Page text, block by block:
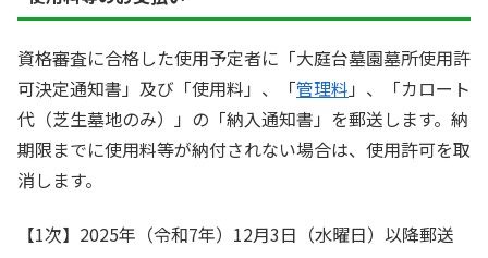
資格審査に合格した使用予定者に「大庭台墓園墓所使用許
可決定通知書」及び「使用料」、「管理料 」、「カロート
代（芝生墓地のみ）」の「納入通知書」を郵送します。納
期限までに使用料等が納付されない場合は、使用許可を取
消します。
【1次】2025年（令和7年）12月3日（水曜日）以降郵送